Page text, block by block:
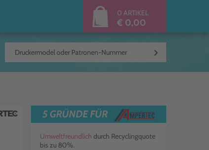
0 ARTIKEL
€ 0,00
keyboard_arrow_right
5 GRÜNDE FÜR
Umweltfreundlich durch Recyclingquote
bis zu 80%.